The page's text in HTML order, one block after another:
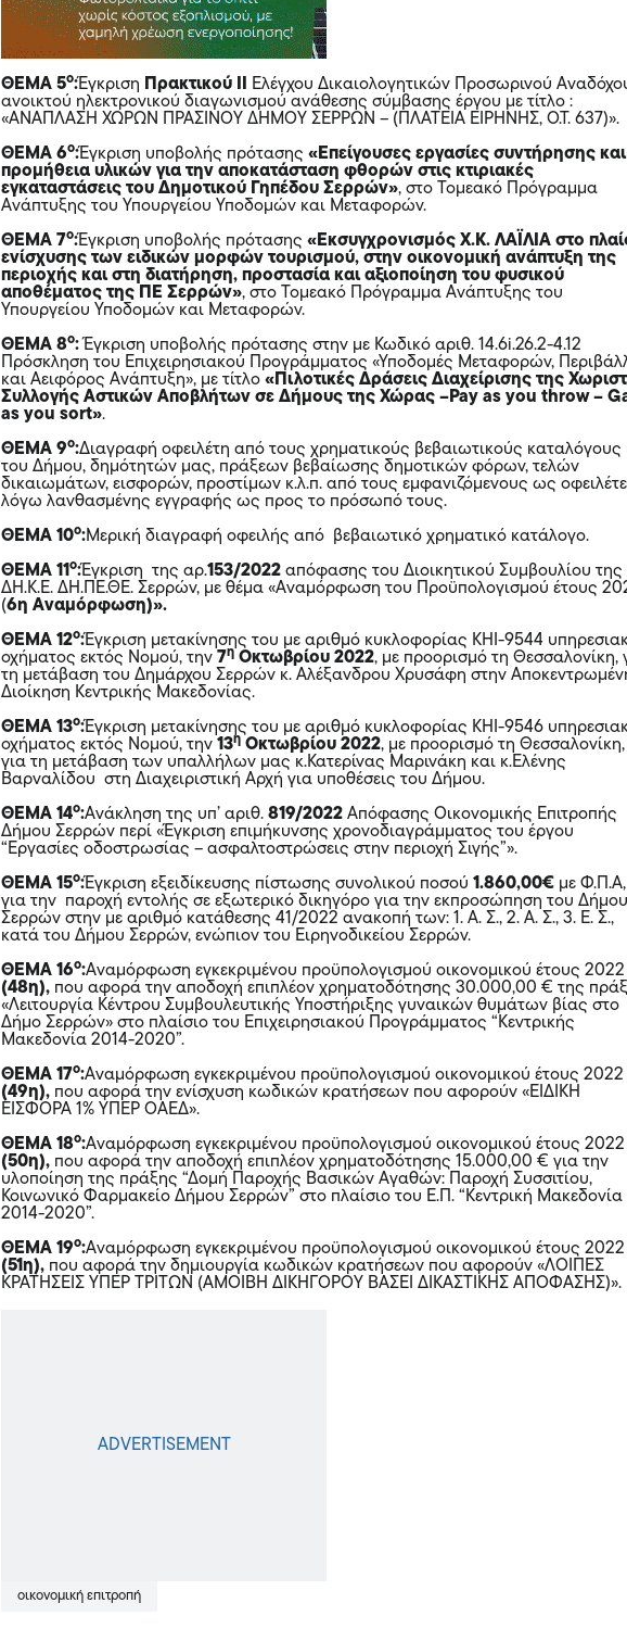
ΘΕΜΑ 5ο:Έγκριση Πρακτικού ΙΙ
Ελέγχου Δικαιολογητικών Προσωρινού
ανοικτού ηλεκτρονικού διαγωνισμού ανάθεσης σύμβασης έργου με τίτλο :
«ΑΝΑΠΛΑΣΗ ΧΩΡΩΝ ΠΡΑΣΙΝΟΥ ΔΗΜΟΥ ΣΕΡΡΩΝ – (ΠΛΑΤΕΙΑ ΕΙΡΗΝΗΣ, Ο.Τ. 637)».
ΘΕΜΑ 6ο:Έγκριση υποβολής πρότασης«Επείγουσες εργασίες συντήρησης και
προμήθεια υλικών για την αποκατάσταση φθορών στις κτιριακές
εγκαταστάσεις του Δημοτικού Γηπέδου Σερρών», στο Τομεακό Πρόγραμμα
Ανάπτυξης του Υπουργείου Υποδομών και Μεταφορών.
ΘΕΜΑ 7ο:Έγκριση υποβολής πρότασης«Εκσυγχρονισμός Χ.Κ. ΛΑΪΛΙΑ στο
ενίσχυσης των ειδικών μορφών τουρισμού, στην οικονομική ανάπτυξη της
περιοχής και στη διατήρηση, προστασία και αξιοποίηση του φυσικού
αποθέματος της ΠΕ Σερρών», στο Τομεακό Πρόγραμμα Ανάπτυξης του
Υπουργείου Υποδομών και Μεταφορών.
ΘΕΜΑ 8ο: Έγκριση υποβολής πρότασης στην με Κωδικό αριθ. 14.6i.26.2-4.12
Πρόσκληση του Επιχειρησιακού Προγράμματος «Υποδομές Μεταφορών,
και Αειφόρος Ανάπτυξη», με τίτλο«Πιλοτικές Δράσεις Διαχείρισης της
Συλλογής Αστικών Αποβλήτων σε Δήμους της Χώρας –Pay as you throw –
as you sort».
ΘΕΜΑ 9ο:Διαγραφή οφειλέτη από τους χρηματικούς βεβαιωτικούς καταλόγους
του Δήμου, δημότητών μας, πράξεων βεβαίωσης δημοτικών φόρων, τελών
δικαιωμάτων, εισφορών, προστίμων κ.λ.π. από τους εμφανιζόμενους ως
λόγω λανθασμένης εγγραφής ως προς το πρόσωπό τους.
ΘΕΜΑ 10ο:Μερική διαγραφή οφειλής από βεβαιωτικό χρηματικό κατάλογο.
ΘΕΜΑ 11ο:Έγκριση της αρ.153/2022 απόφασης του Διοικητικού Συμβουλίου της
ΔΗ.Κ.Ε. ΔΗ.ΠΕ.ΘΕ. Σερρών, με θέμα «Αναμόρφωση του Προϋπολογισμού έτους
(6η Αναμόρφωση)».
ΘΕΜΑ 12ο:Έγκριση μετακίνησης του με αριθμό κυκλοφορίας ΚΗΙ-9544
οχήματος εκτός Νομού, την7η Οκτωβρίου 2022, με προορισμό τη Θεσσαλονίκη,
τη μετάβαση του Δημάρχου Σερρών κ. Αλέξανδρου Χρυσάφη στην
Διοίκηση Κεντρικής Μακεδονίας.
ΘΕΜΑ 13ο:Έγκριση μετακίνησης του με αριθμό κυκλοφορίας ΚΗΙ-9546
οχήματος εκτός Νομού, την13η Οκτωβρίου 2022, με προορισμό τη Θεσσαλονίκη,
για τη μετάβαση των υπαλλήλων μας κ.Κατερίνας Μαρινάκη και κ.Ελένης
Βαρναλίδου στη Διαχειριστική Αρχή για υποθέσεις του Δήμου.
ΘΕΜΑ 14ο:Ανάκληση της υπ’ αριθ. 819/2022 Απόφασης Οικονομικής Επιτροπής
Δήμου Σερρών περί «Έγκριση επιμήκυνσης χρονοδιαγράμματος του έργου
“Εργασίες οδοστρωσίας – ασφαλτοστρώσεις στην περιοχή Σιγής”».
ΘΕΜΑ 15ο:Έγκριση εξειδίκευσης πίστωσης συνολικού ποσού1.860,00€ με Φ.Π.Α,
για την παροχή εντολής σε εξωτερικό δικηγόρο για την εκπροσώπηση του
Σερρών στην με αριθμό κατάθεσης 41/2022 ανακοπή των: 1. Α. Σ., 2. Α. Σ., 3. Ε. Σ.,
κατά του Δήμου Σερρών, ενώπιον του Ειρηνοδικείου Σερρών.
ΘΕΜΑ 16ο:Αναμόρφωση εγκεκριμένου προϋπολογισμού οικονομικού έτους 2022
(48η), που αφορά την αποδοχή επιπλέον χρηματοδότησης 30.000,00 € της
«Λειτουργία Κέντρου Συμβουλευτικής Υποστήριξης γυναικών θυμάτων βίας στο
Δήμο Σερρών» στο πλαίσιο του Επιχειρησιακού Προγράμματος “Κεντρικής
Μακεδονία 2014-2020”.
ΘΕΜΑ 17ο:Αναμόρφωση εγκεκριμένου προϋπολογισμού οικονομικού έτους 2022
(49η), που αφορά την ενίσχυση κωδικών κρατήσεων που αφορούν «ΕΙΔΙΚΗ
ΕΙΣΦΟΡΑ 1% ΥΠΕΡ ΟΑΕΔ».
ΘΕΜΑ 18ο:Αναμόρφωση εγκεκριμένου προϋπολογισμού οικονομικού έτους 2022
(50η), που αφορά την αποδοχή επιπλέον χρηματοδότησης 15.000,00 € για την
υλοποίηση της πράξης “Δομή Παροχής Βασικών Αγαθών: Παροχή Συσσιτίου,
Κοινωνικό Φαρμακείο Δήμου Σερρών” στο πλαίσιο του Ε.Π. “Κεντρική Μακεδονία
2014-2020”.
ΘΕΜΑ 19ο:Αναμόρφωση εγκεκριμένου προϋπολογισμού οικονομικού έτους 2022
(51η), που αφορά την δημιουργία κωδικών κρατήσεων που αφορούν «ΛΟΙΠΕΣ
ΚΡΑΤΗΣΕΙΣ ΥΠΕΡ ΤΡΙΤΩΝ (ΑΜΟΙΒΗ ΔΙΚΗΓΟΡΟΥ ΒΑΣΕΙ ΔΙΚΑΣΤΙΚΗΣ ΑΠΟΦΑΣΗΣ)».
οικονομική επιτροπή